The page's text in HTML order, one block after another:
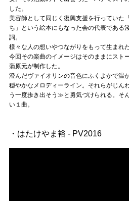
した。
美容師として同じく復興支援を行っていた
ち」という絵本にもなった会の代表である
詞。
様々な人の想いやつながりをもって生まれ
今回その楽曲のイメージはそのままにスト
蒲原元が制作した。
澄んだヴァイオリンの音色にふくよかで温
穏やかなメロディーライン。それらがじん
う一度歩き出そう≫と勇気づけられる。そ
い１曲。
・はたけやま裕 - PV2016